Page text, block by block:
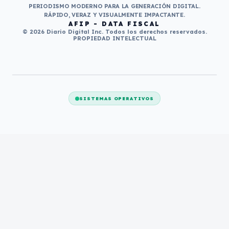
PERIODISMO MODERNO PARA LA GENERACIÓN DIGITAL.
RÁPIDO, VERAZ Y VISUALMENTE IMPACTANTE.
AFIP - DATA FISCAL
© 2026 Diario Digital Inc. Todos los derechos reservados.
PROPIEDAD INTELECTUAL
SISTEMAS OPERATIVOS